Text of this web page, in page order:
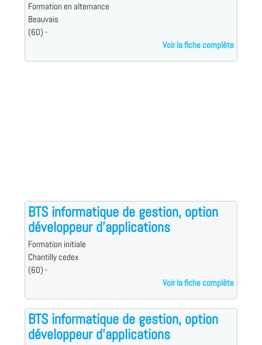
Formation en alternance
Beauvais
(60) -
Voir la fiche complète
BTS informatique de gestion, option
développeur d'applications
Formation initiale
Chantilly cedex
(60) -
Voir la fiche complète
BTS informatique de gestion, option
développeur d'applications